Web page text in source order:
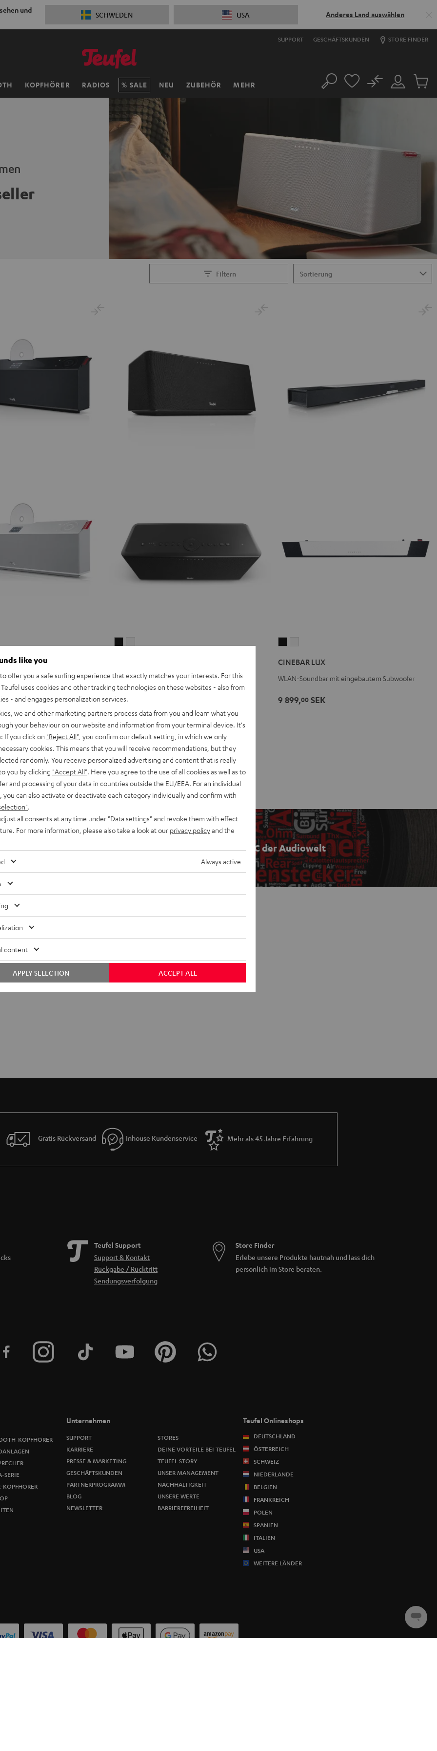
und
SCHWEDEN USA Anderes Land auswählen
SUPPORT GESCHÄFTSKUNDEN STORE FINDER
KOPFHÖRER RADIOS SALE NEU ZUBEHÖR MEHR Suche
Mein
Konto
No
Artikel
Filtern
niedrigster Preis
WLAN mit Bluetooth und Akku
6 099,
Schwarz
Weiß
CINEBAR LUX
WLAN-Soundbar mit eingebautem Subwoofer
9 899,00 SEK
Das ABC der Audiowelt
Gratis Rückversand Inhouse Kundenservice Mehr als 45 Jahre Erfahrung
Teufel Support
Support & Kontakt
Rückgabe / Rücktritt
Sendungsverfolgung
Store Finder
Erlebe unsere Produkte hautnah und lass dich
persönlich im Store beraten.
KOPFHÖRER
SERIE
KOPFHÖRER
Unternehmen
SUPPORT
KARRIERE
PRESSE & MARKETING
GESCHÄFTSKUNDEN
PARTNERPROGRAMM
BLOG
NEWSLETTER
STORES
DEINE VORTEILE BEI TEUFEL
TEUFEL STORY
UNSER MANAGEMENT
NACHHALTIGKEIT
UNSERE WERTE
BARRIEREFREIHEIT
Teufel Onlineshops
DEUTSCHLAND
ÖSTERREICH
SCHWEIZ
NIEDERLANDE
BELGIEN
FRANKREICH
POLEN
SPANIEN
ITALIEN
USA
WEITERE LÄNDER
Chat
starten
like you
offer you a safe surfing experience that exactly matches your interests. For this
uses cookies and other tracking technologies on these websites - also from
- and engages personalization services.
we and other marketing partners process data from you and learn what you
your behaviour on our website and information from your terminal device. It's
If you click on "Reject All" , you confirm our default setting, in which we only
cookies. This means that you will receive recommendations, but they
randomly. You receive personalized advertising and content that is really
you by clicking "Accept All". Here you agree to the use of all cookies as well as to
and processing of your data in countries outside the EU/EEA. For an individual
you can also activate or deactivate each category individually and confirm with
.
all consents at any time under "Data settings" and revoke them with effect
For more information, please also take a look at our privacy policyand the
Always active
content
ACCEPT ALL
APPLY SELECTION